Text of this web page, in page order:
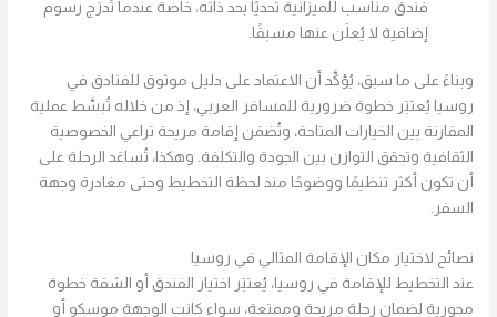
فندق مناسب للميزانية تحديًا بحد ذاته، خاصة عندما تُدرَج رسوم
إضافية لا يُعلَن عنها مسبقًا.
وبناءً على ما سبق، يُؤكَّد أن الاعتماد على دليل موثوق للفنادق في
روسيا يُعتبَر خطوة ضرورية للمسافر العربي، إذ من خلاله تُبسَّط عملية
المقارنة بين الخيارات المتاحة، وتُضمَن إقامة مريحة تراعي الخصوصية
الثقافية وتحقق التوازن بين الجودة والتكلفة. وهكذا، تُساعَد الرحلة على
أن تكون أكثر تنظيمًا ووضوحًا منذ لحظة التخطيط وحتى مغادرة وجهة
السفر.
نصائح لاختيار مكان الإقامة المثالي في روسيا
عند التخطيط للإقامة في روسيا، يُعتبَر اختيار الفندق أو الشقة خطوة
محورية لضمان رحلة مريحة وممتعة، سواء كانت الوجهة موسكو أو